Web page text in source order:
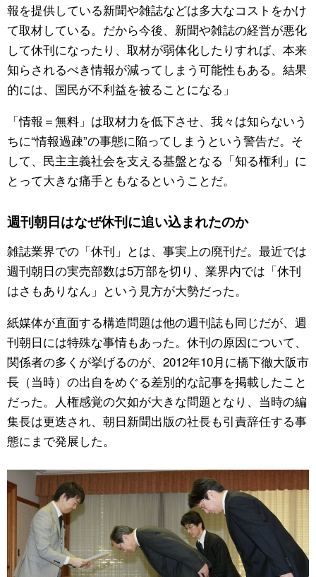
報を提供している新聞や雑誌などは多大なコストをかけ
て取材している。だから今後、新聞や雑誌の経営が悪化
して休刊になったり、取材が弱体化したりすれば、本来
知らされるべき情報が減ってしまう可能性もある。結果
的には、国民が不利益を被ることになる」
「情報＝無料」は取材力を低下させ、我々は知らないう
ちに“情報過疎”の事態に陥ってしまうという警告だ。そ
して、民主主義社会を支える基盤となる「知る権利」に
とって大きな痛手ともなるということだ。
週刊朝日はなぜ休刊に追い込まれたのか
雑誌業界での「休刊」とは、事実上の廃刊だ。最近では
週刊朝日の実売部数は5万部を切り、業界内では「休刊
はさもありなん」という見方が大勢だった。
紙媒体が直面する構造問題は他の週刊誌も同じだが、週
刊朝日には特殊な事情もあった。休刊の原因について、
関係者の多くが挙げるのが、2012年10月に橋下徹大阪市
長（当時）の出自をめぐる差別的な記事を掲載したこと
だった。人権感覚の欠如が大きな問題となり、当時の編
集長は更迭され、朝日新聞出版の社長も引責辞任する事
態にまで発展した。